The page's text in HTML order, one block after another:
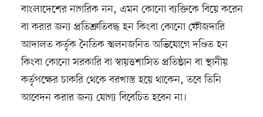
বাংলাদেশের নাগরিক নন, এমন কোনো ব্যক্তিকে বিয়ে করেন
বা করার জন্য প্রতিশ্রুতিবদ্ধ হন কিংবা কোনো ফৌজদারি
আদালত কর্তৃক নৈতিক স্খলনজনিত অভিযোগে দণ্ডিত হন
কিংবা কোনো সরকারি বা স্বায়ত্তশাসিত প্রতিষ্ঠান বা স্থানীয়
কর্তৃপক্ষের চাকরি থেকে বরখাস্ত হয়ে থাকেন, তবে তিনি
আবেদন করার জন্য যোগ্য বিবেচিত হবেন না।